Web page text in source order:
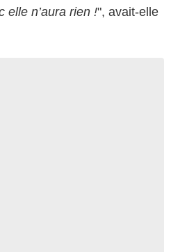
elle n’aura rien !", avait-elle